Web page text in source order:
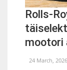
Rolls-
mootori
24 March, 2026